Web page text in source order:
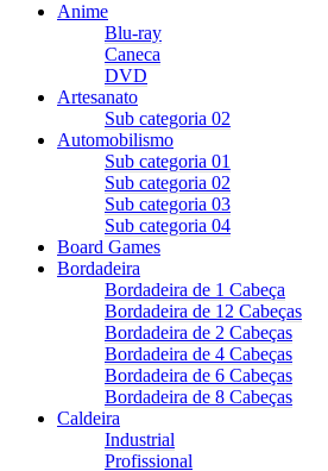
Anime
Blu-ray
Caneca
DVD
Artesanato
Sub categoria 02
Automobilismo
Sub categoria 01
Sub categoria 02
Sub categoria 03
Sub categoria 04
Board Games
Bordadeira
Bordadeira de 1 Cabeça
Bordadeira de 12 Cabeças
Bordadeira de 2 Cabeças
Bordadeira de 4 Cabeças
Bordadeira de 6 Cabeças
Bordadeira de 8 Cabeças
Caldeira
Industrial
Profissional